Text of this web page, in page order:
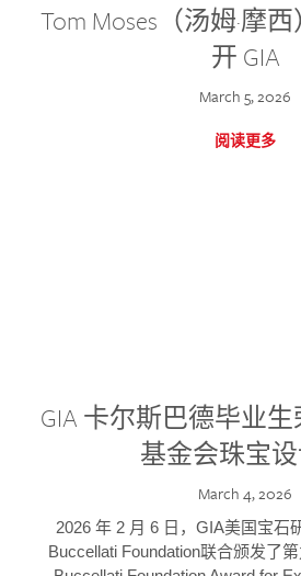
Tom Moses（汤姆·摩
开 GIA
March 5, 2026
阅读更多
GIA 卡尔斯巴德毕业
基金会珠宝
March 4, 2026
2026 年 2 月 6 日，GIA美国宝石
Buccellati Foundation联合颁发了